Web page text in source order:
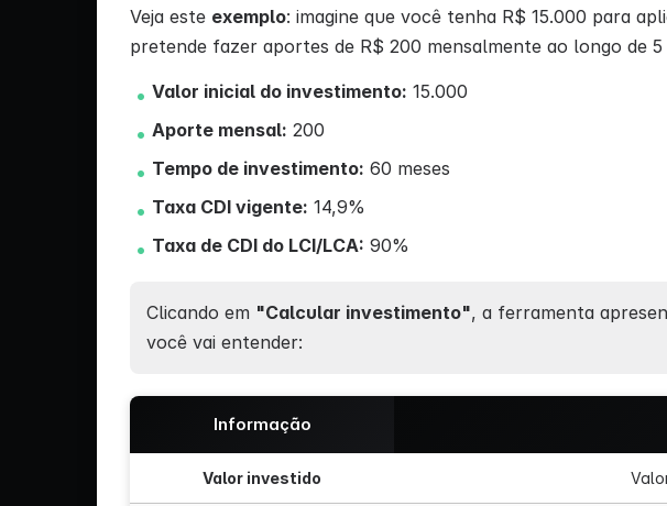
Veja este exemplo: imagine que você tenha R$ 15.000 para
pretende fazer aportes de R$ 200 mensalmente ao longo de
Valor inicial do investimento: 15.000
Aporte mensal: 200
Tempo de investimento: 60 meses
Taxa CDI vigente: 14,9%
Taxa de CDI do LCI/LCA: 90%
Clicando em "Calcular investimento", a ferramenta
você vai entender:
Informação
Valor investido